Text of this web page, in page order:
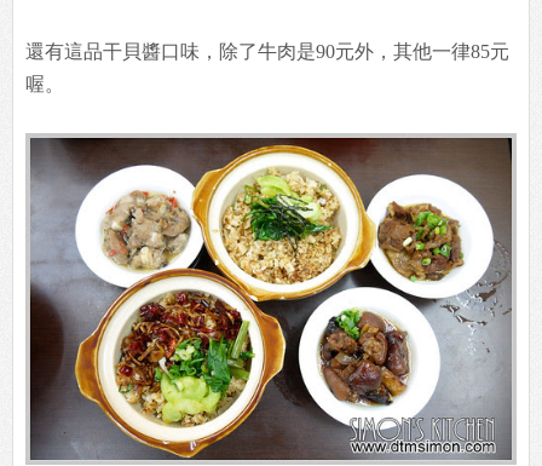
還有這品干貝醬口味，除了牛肉是90元外，其他一律85元
喔。